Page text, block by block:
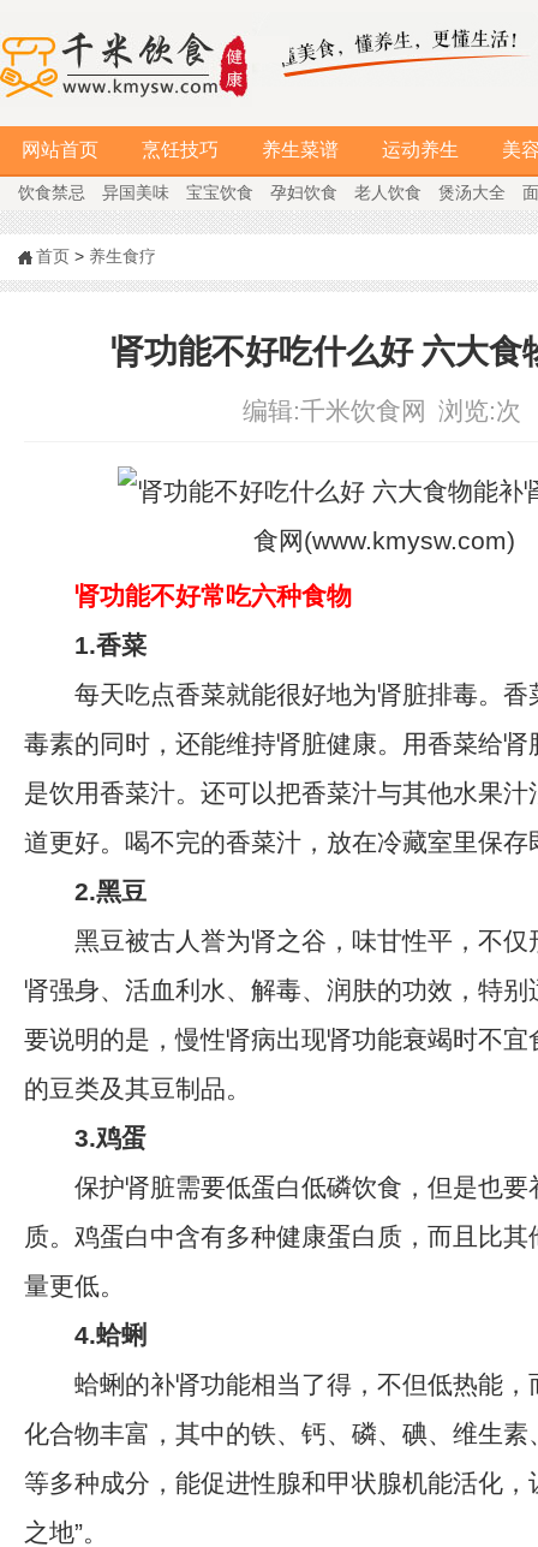
网站首页 烹饪技巧 养生菜谱 运动养生 美
饮食禁忌 异国美味 宝宝饮食 孕妇饮食 老人饮食 煲汤大全
首页 > 养生食疗
肾功能不好吃什么好 六大食
编辑:千米饮食网 浏览:次
肾功能不好常吃六种食物
1.香菜
每天吃点香菜就能很好地为肾脏排毒。香
毒素的同时，还能维持肾脏健康。用香菜给肾
是饮用香菜汁。还可以把香菜汁与其他水果
道更好。喝不完的香菜汁，放在冷藏室里保存
2.黑豆
黑豆被古人誉为肾之谷，味甘性平，不仅
肾强身、活血利水、解毒、润肤的功效，特
要说明的是，慢性肾病出现肾功能衰竭时不宜
的豆类及其豆制品。
3.鸡蛋
保护肾脏需要低蛋白低磷饮食，但是也要
质。鸡蛋白中含有多种健康蛋白质，而且比
量更低。
4.蛤蜊
蛤蜊的补肾功能相当了得，不但低热能，
化合物丰富，其中的铁、钙、磷、碘、维生素
等多种成分，能促进性腺和甲状腺机能活化，
之地”。